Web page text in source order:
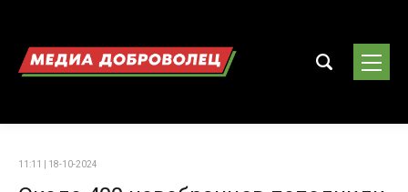
11:11 | 18-10-2024